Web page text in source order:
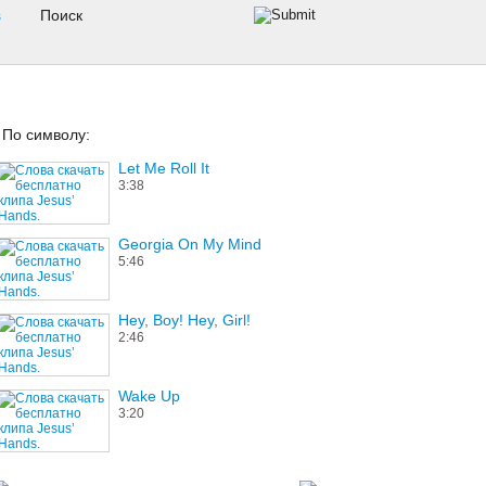
По символу:
Let Me Roll It
3:38
Georgia On My Mind
5:46
Hey, Boy! Hey, Girl!
2:46
Wake Up
3:20